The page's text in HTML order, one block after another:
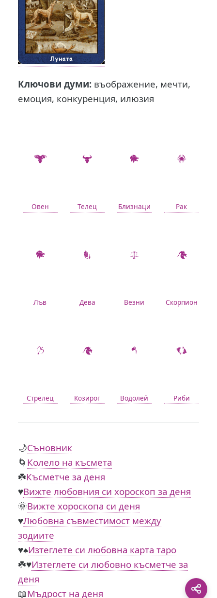
Ключови думи: въображение, мечти,
емоция, конкуренция, илюзия
Овен Телец Близнаци Рак
Лъв Дева Везни Скорпион
Стрелец Козирог Водолей Риби
🌙Съновник
🌀 Колело на късмета
☘️Късметче за деня
♥️Вижте любовния си хороскоп за деня
🌞Вижте хороскопа си деня
♥️Любовна съвместимост между
зодиите
♥️♠️Изтеглете си любовна карта таро
☘️♥️Изтеглете си любовно късметче за
деня
📖Мъдрост на деня